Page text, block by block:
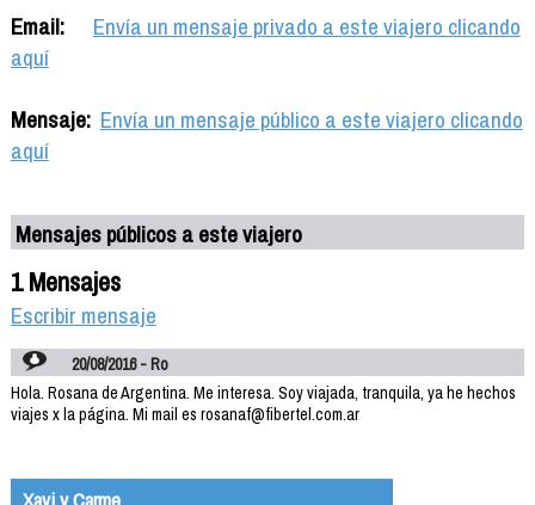
Email:
Envía un mensaje privado a este viajero clicando
aquí
Mensaje: Envía un mensaje público a este viajero clicando
aquí
Mensajes públicos a este viajero
1 Mensajes
Escribir mensaje
20/08/2016 - Ro
Hola. Rosana de Argentina. Me interesa. Soy viajada, tranquila, ya he hechos
viajes x la página. Mi mail es rosanaf@fibertel.com.ar
Xavi y Carme